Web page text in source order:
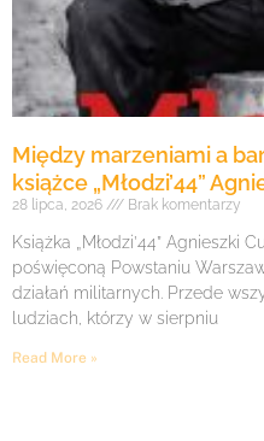
Między marzeniami a
książce „Młodzi’44”
28 lipca, 2026 Brak komentarzy
Książka „Młodzi’44” Agnieszki
poświęconą Powstaniu
działań militarnych. Przede
ludziach, którzy w sierpniu
Read More »